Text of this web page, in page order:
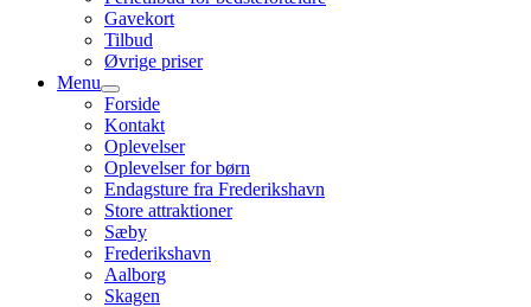
Gavekort
Tilbud
Øvrige priser
Menu
Forside
Kontakt
Oplevelser
Oplevelser for børn
Endagsture fra Frederikshavn
Store attraktioner
Sæby
Frederikshavn
Aalborg
Skagen